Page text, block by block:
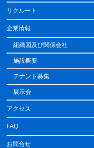
リクルート
企業情報
組織図及び関係会社
施設概要
テナント募集
展示会
アクセス
FAQ
お問合せ